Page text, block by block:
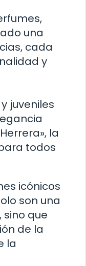
una
cada
y
juveniles
la
todos
icónicos
son una
que
de la
la